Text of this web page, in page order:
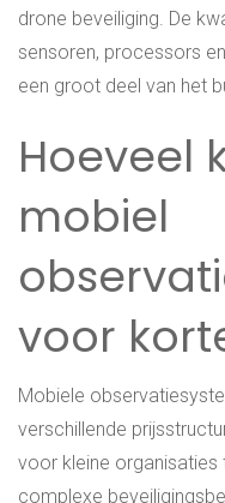
drone beveiliging. De
sensoren, processors
een groot deel van het
Hoeveel
mobiel
voor
Mobiele
verschillende
voor kleine
complexe